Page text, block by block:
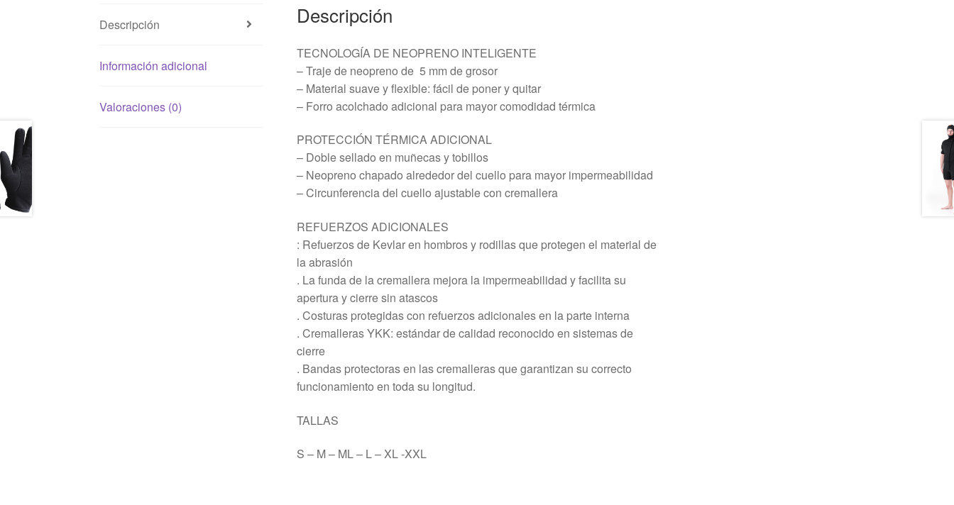
Descripción
Información adicional
Valoraciones (0)
Descripción
TECNOLOGÍA DE NEOPRENO INTELIGENTE
– Traje de neopreno de 5 mm de grosor
– Material suave y flexible: fácil de poner y quitar
– Forro acolchado adicional para mayor comodidad térmica
PROTECCIÓN TÉRMICA ADICIONAL
– Doble sellado en muñecas y tobillos
– Neopreno chapado alrededor del cuello para mayor impermeabilidad
– Circunferencia del cuello ajustable con cremallera
REFUERZOS ADICIONALES
: Refuerzos de Kevlar en hombros y rodillas que protegen el material de
la abrasión
. La funda de la cremallera mejora la impermeabilidad y facilita su
apertura y cierre sin atascos
. Costuras protegidas con refuerzos adicionales en la parte interna
. Cremalleras YKK: estándar de calidad reconocido en sistemas de
cierre
. Bandas protectoras en las cremalleras que garantizan su correcto
funcionamiento en toda su longitud.
TALLAS
S – M – ML – L – XL -XXL